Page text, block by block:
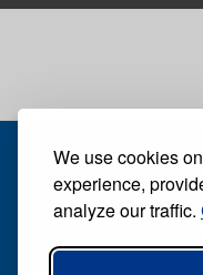
We use cookies
experience,
analyze our traffic.
Recibe nuestro
Suscribirse